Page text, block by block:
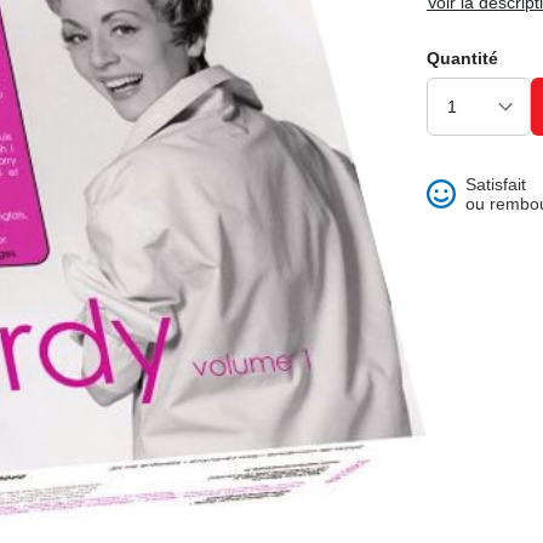
et best of
folklore
Quantité
Satisfait
ou